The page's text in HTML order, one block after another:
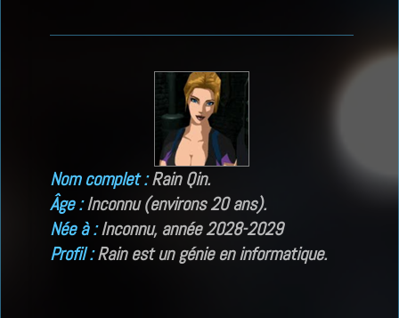
Nom complet :Rain Qin.
Âge :Inconnu (environs 20 ans).
Née à :Inconnu, année 2028-2029
Profil : Rain est un génie en informatique.